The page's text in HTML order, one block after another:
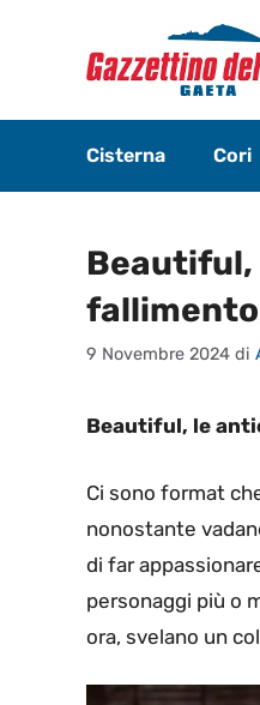
contenuto
Cisterna Cori
Beautiful,
9 Novembre 2024 di
Beautiful, le
Ci sono format
nonostante
di far
personaggi più o
ora, svelano un